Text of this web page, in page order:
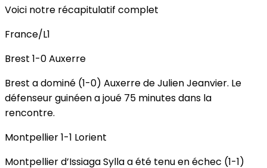
Voici notre récapitulatif complet
France/L1
Brest 1-0 Auxerre
Brest a dominé (1-0) Auxerre de Julien Jeanvier. Le
défenseur guinéen a joué 75 minutes dans la
rencontre.
Montpellier 1-1 Lorient
Montpellier d’Issiaga Sylla a été tenu en échec (1-1)